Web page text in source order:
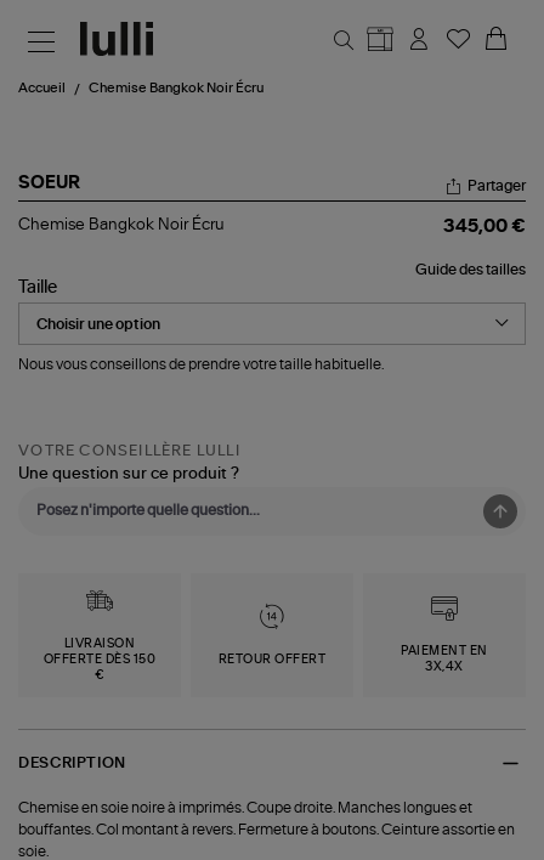
Accueil Chemise Bangkok Noir Écru
SOEUR
Chemise
Écru
Partager
Chemise Bangkok Noir Écru 345,00 €
Guide des tailles
Taille
Nous vous conseillons de prendre votre taille habituelle.
VOTRE CONSEILLÈRE LULLI
Une question sur ce produit ?
LIVRAISON
OFFERTE DÈS 150
€
RETOUR OFFERT
PAIEMENT EN
3X,4X
DESCRIPTION
Chemise en soie noire à imprimés. Coupe droite. Manches longues et
bouffantes. Col montant à revers. Fermeture à boutons. Ceinture assortie en
soie.